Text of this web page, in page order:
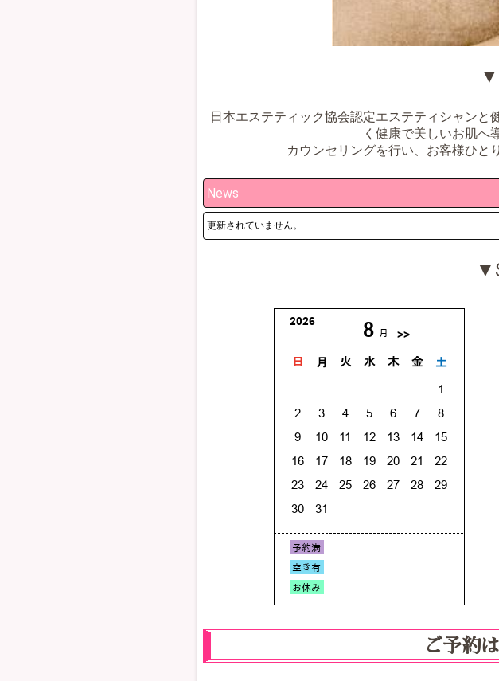
日本エステティック協会認定エステティシャン
く健康で美しいお肌へ
カウンセリングを行い、お客様ひと
News
更新されていません。
ご予約